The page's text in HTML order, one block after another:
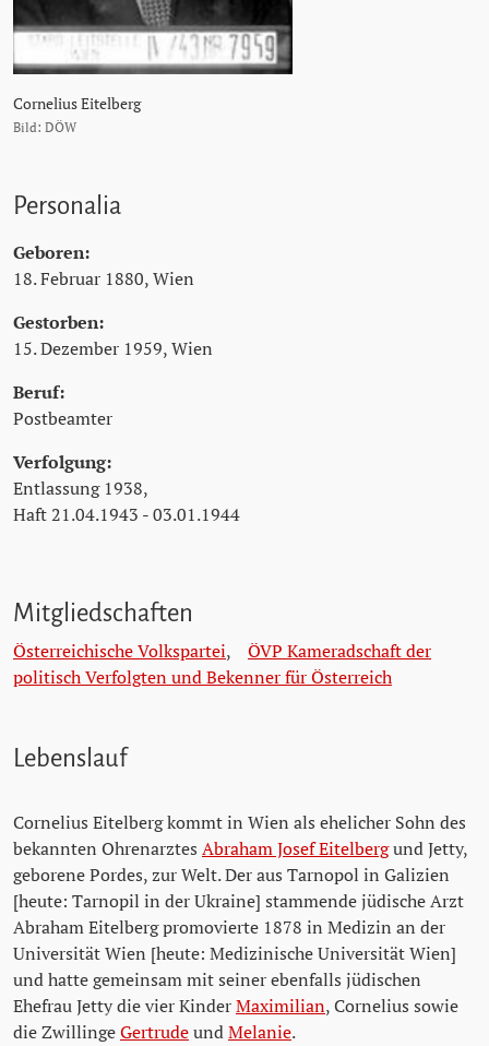
Cornelius Eitelberg
Bild: DÖW
Personalia
Geboren:
18. Februar 1880, Wien
Gestorben:
15. Dezember 1959, Wien
Beruf:
Postbeamter
Verfolgung:
Entlassung 1938,
Haft 21.04.1943 - 03.01.1944
Mitgliedschaften
Österreichische Volkspartei, ÖVP Kameradschaft der
politisch Verfolgten und Bekenner für Österreich
Lebenslauf
Cornelius Eitelberg kommt in Wien als ehelicher Sohn des
bekannten Ohrenarztes Abraham Josef Eitelbergund Jetty,
geborene Pordes, zur Welt. Der aus Tarnopol in Galizien
[heute: Tarnopil in der Ukraine] stammende jüdische Arzt
Abraham Eitelberg promovierte 1878 in Medizin an der
Universität Wien [heute: Medizinische Universität Wien]
und hatte gemeinsam mit seiner ebenfalls jüdischen
Ehefrau Jetty die vier KinderMaximilian, Cornelius sowie
die ZwillingeGertrudeundMelanie.